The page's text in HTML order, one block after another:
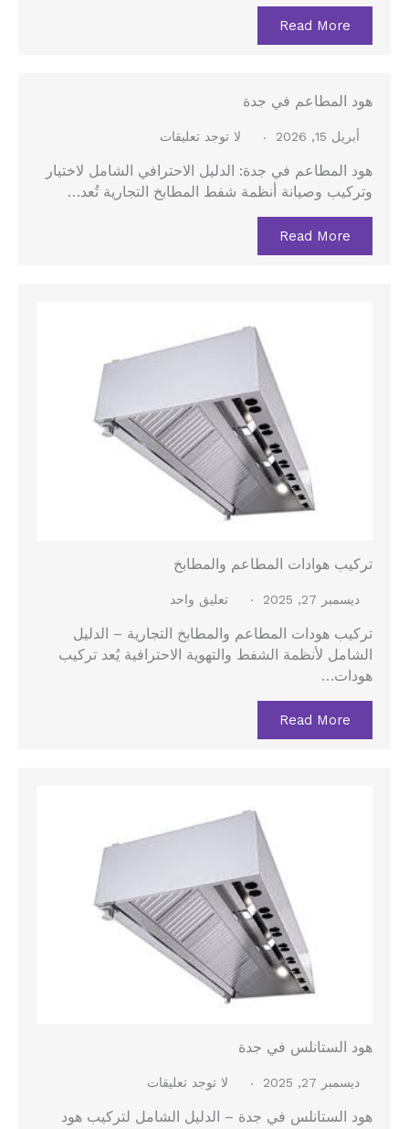
Read More
هود المطاعم في جدة
أبريل 15, 2026 لا توجد تعليقات
هود المطاعم في جدة: الدليل الاحترافي الشامل لاختيار
وتركيب وصيانة أنظمة شفط المطابخ التجارية تُعد…
Read More
تركيب هوادات المطاعم والمطابخ
ديسمبر 27, 2025 تعليق واحد
تركيب هودات المطاعم والمطابخ التجارية – الدليل
الشامل لأنظمة الشفط والتهوية الاحترافية يُعد تركيب
هودات…
Read More
هود الستانلس في جدة
ديسمبر 27, 2025 لا توجد تعليقات
هود الستانلس في جدة – الدليل الشامل لتركيب هود